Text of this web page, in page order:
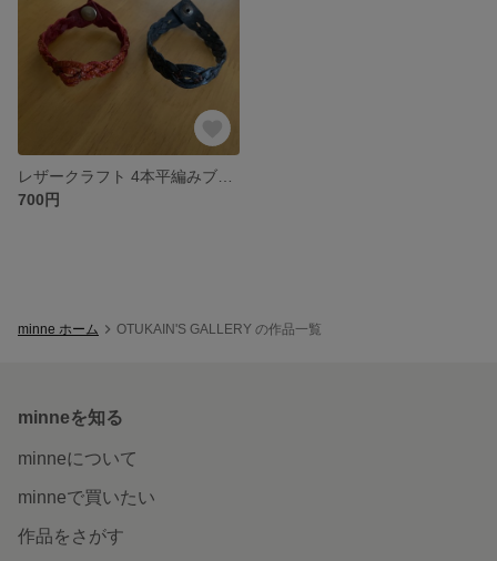
700円
minne ホーム OTUKAIN'S GALLERY の作品一覧
minneを知る
minneについて
minneで買いたい
作品をさがす